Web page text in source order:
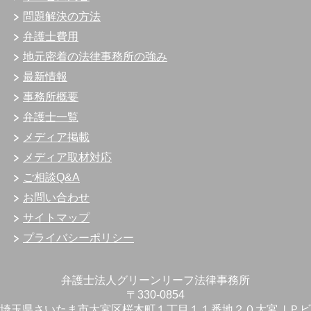
問題解決の方法
弁護士費用
地元密着の法律事務所の強み
最新情報
事務所概要
弁護士一覧
メディア掲載
メディア取材対応
ご相談Q&A
お問い合わせ
サイトマップ
プライバシーポリシー
弁護士法人グリーンリーフ法律事務所
〒330-0854